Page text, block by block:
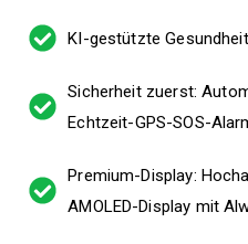
KI-gestützte
Sicherheit zuerst:
Echtzeit-GPS-SOS-
Premium-Display:
AMOLED-Display mit